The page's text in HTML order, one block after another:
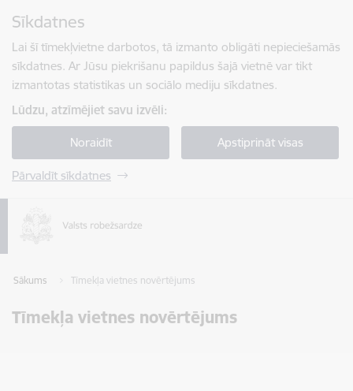
Sīkdatnes
Lai šī tīmekļvietne darbotos, tā izmanto obligāti nepieciešamās
sīkdatnes. Ar Jūsu piekrišanu papildus šajā vietnē var tikt
izmantotas statistikas un sociālo mediju sīkdatnes.
Lūdzu, atzīmējiet savu izvēli:
Noraidīt Apstiprināt visas
Pārvaldīt sīkdatnes
Sākums Tīmekļa vietnes novērtējums
Tīmekļa vietnes novērtējums